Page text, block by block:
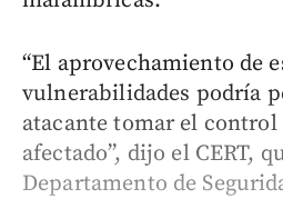
“El aprovechamiento de
vulnerabilidades podría
atacante tomar el control
afectado”, dijo el CERT,
Departamento de